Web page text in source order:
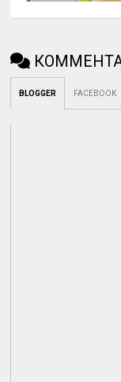
BLOGGER FACEBOOK